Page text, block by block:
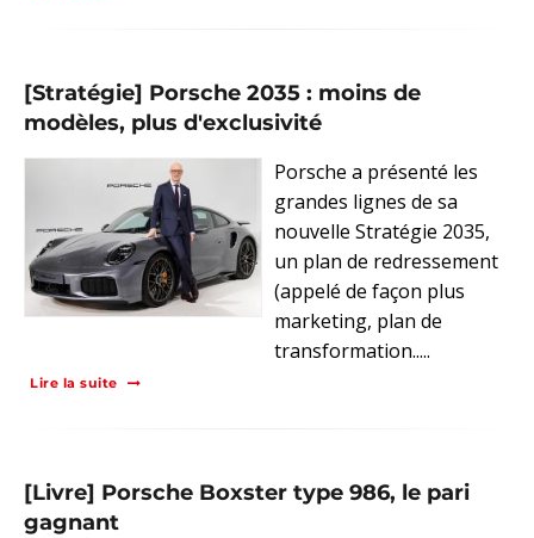
[Stratégie] Porsche 2035 : moins de
modèles, plus d'exclusivité
Porsche a présenté les
grandes lignes de sa
nouvelle Stratégie 2035,
un plan de redressement
(appelé de façon plus
marketing, plan de
transformation.....
Lire la suite
[Livre] Porsche Boxster type 986, le pari
gagnant